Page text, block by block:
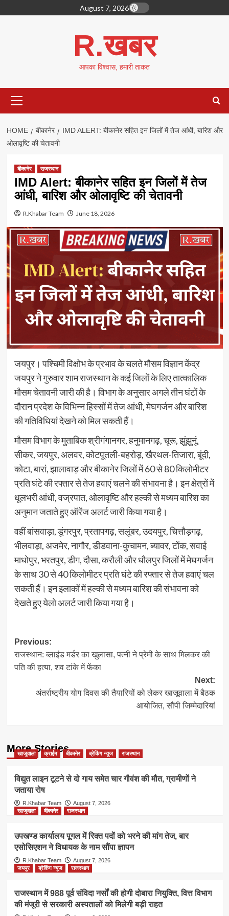
to
August 7, 2026
R.खबर
आपका विश्वास, हमारी ताकत
Menu
HOME बीकानेर
IMD ALERT: बीकानेर सहित इन जिलों में तेज आंधी, बारिश और
ओलावृष्टि की चेतावनी
बीकानेर राजस्थान
IMD Alert: बीकानेर सहित इन जिलों में तेज
आंधी, बारिश और ओलावृष्टि की चेतावनी
R.Khabar Team June 18, 2026
जयपुर। पश्चिमी विक्षोभ के प्रभाव के चलते मौसम विज्ञान केंद्र
जयपुर ने गुरुवार शाम राजस्थान के कई जिलों के लिए तात्कालिक
मौसम चेतावनी जारी की है। विभाग के अनुसार अगले तीन घंटों के
दौरान प्रदेश के विभिन्न हिस्सों में तेज आंधी, मेघगर्जन और बारिश
की गतिविधियां देखने को मिल सकती हैं।
मौसम विभाग के मुताबिक श्रीगंगानगर, हनुमानगढ़, चूरू, झुंझुनूं,
सीकर, जयपुर, अलवर, कोटपूतली-बहरोड़, खैरथल-तिजारा, बूंदी,
कोटा, बारां, झालावाड़ और बीकानेर जिलों में 60 से 80 किलोमीटर
प्रति घंटे की रफ्तार से तेज हवाएं चलने की संभावना है। इन क्षेत्रों में
धूलभरी आंधी, वज्रपात, ओलावृष्टि और हल्की से मध्यम बारिश का
अनुमान जताते हुए ऑरेंज अलर्ट जारी किया गया है।
वहीं बांसवाड़ा, डूंगरपुर, प्रतापगढ़, सलूंबर, उदयपुर, चित्तौड़गढ़,
भीलवाड़ा, अजमेर, नागौर, डीडवाना-कुचामन, ब्यावर, टोंक, सवाई
माधोपुर, भरतपुर, डीग, दौसा, करौली और धौलपुर जिलों में मेघगर्जन
के साथ 30 से 40 किलोमीटर प्रति घंटे की रफ्तार से तेज हवाएं चल
सकती हैं। इन इलाकों में हल्की से मध्यम बारिश की संभावना को
देखते हुए येलो अलर्ट जारी किया गया है।
Post
navigation
Previous:
राजस्थान: ब्लाइंड मर्डर का खुलासा, पत्नी ने प्रेमी के साथ मिलकर की
पति की हत्या, शव टांके में फेंका
Next:
अंतर्राष्ट्रीय योग दिवस की तैयारियों को लेकर खाजूवाला में बैठक
आयोजित, सौंपी जिम्मेदारियां
More Stories
खाजूवाला क्राईम बीकानेर ब्रेकिंग न्यूज राजस्थान
विद्युत लाइन टूटने से दो गाय समेत चार गौवंश की मौत, ग्रामीणों ने
जताया रोष
R.Khabar Team
August 7, 2026
खाजूवाला
बीकानेर राजस्थान
उपखण्ड कार्यालय पूगल में रिक्त पदों को भरने की मांग तेज, बार
एसोसिएशन ने विधायक के नाम सौंपा ज्ञापन
R.Khabar Team
August 7, 2026
जयपुर
ब्रेकिंग न्यूज राजस्थान
राजस्थान में 988 पूर्व संविदा नर्सों की होगी दोबारा नियुक्ति, वित्त विभाग
की मंजूरी से सरकारी अस्पतालों को मिलेगी बड़ी राहत